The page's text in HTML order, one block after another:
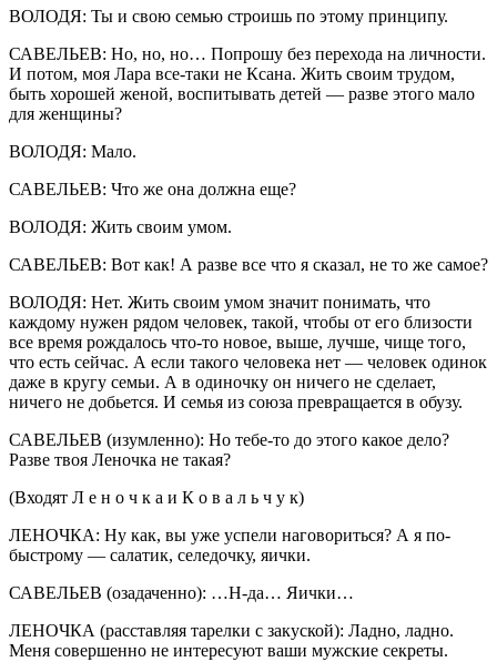
ВОЛОДЯ: Ты и свою семью строишь по этому принципу.
САВЕЛЬЕВ: Но, но, но… Попрошу без перехода на личности.
И потом, моя Лара все-таки не Ксана. Жить своим трудом,
быть хорошей женой, воспитывать детей — разве этого мало
для женщины?
ВОЛОДЯ: Мало.
САВЕЛЬЕВ: Что же она должна еще?
ВОЛОДЯ: Жить своим умом.
САВЕЛЬЕВ: Вот как! А разве все что я сказал, не то же самое?
ВОЛОДЯ: Нет. Жить своим умом значит понимать, что
каждому нужен рядом человек, такой, чтобы от его близости
все время рождалось что-то новое, выше, лучше, чище того,
что есть сейчас. А если такого человека нет — человек одинок
даже в кругу семьи. А в одиночку он ничего не сделает,
ничего не добьется. И семья из союза превращается в обузу.
САВЕЛЬЕВ (изумленно): Но тебе-то до этого какое дело?
Разве твоя Леночка не такая?
(Входят Л е н о ч к а и К о в а л ь ч у к)
ЛЕНОЧКА: Ну как, вы уже успели наговориться? А я по-
быстрому — салатик, селедочку, яички.
САВЕЛЬЕВ (озадаченно): …Н-да… Яички…
ЛЕНОЧКА (расставляя тарелки с закуской): Ладно, ладно.
Меня совершенно не интересуют ваши мужские секреты.